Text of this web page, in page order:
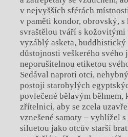
v nejvyšších sférách
v paměti kondor, obrovský, s
svraštělou tváří s
vyzáblý asketa,
důstojnosti veškerého svého
neporušitelnou etiketou
Sedával naproti otci,
postoji starobylých
povlečené bělavým bělmem,
zřítelnici, aby se zcela
vznešené samoty – vyhlížel
siluetou jako otcův starší